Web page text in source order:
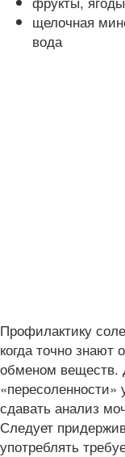
щелочная
вода
Профилактику
когда точно
обменом веществ.
сдавать анализ
Следует
употреблять